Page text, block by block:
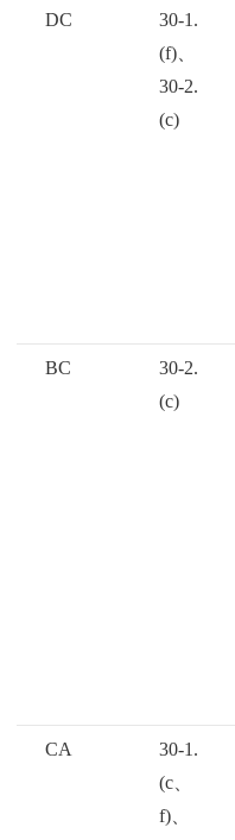
DC
30-1.
(f)、
30-2.
(c)
BC
30-2.
(c)
CA
30-1.
(c、
f)、